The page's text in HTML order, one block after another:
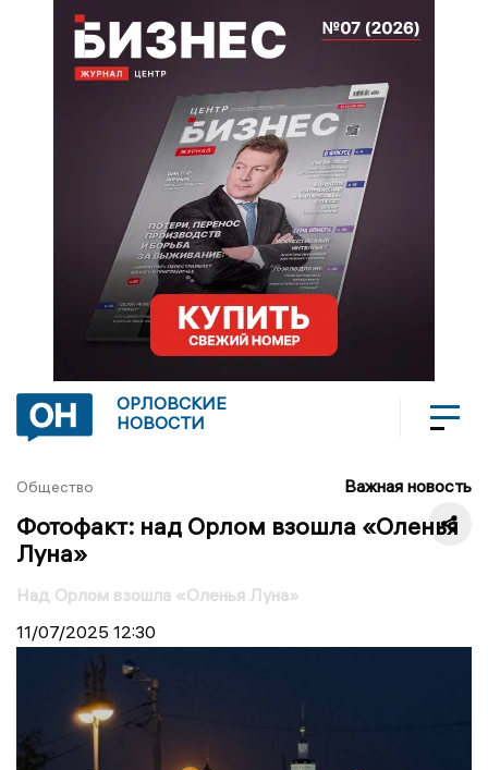
ОРЛОВСКИЕ
НОВОСТИ
Общество Важная новость
Фотофакт: над Орлом взошла «Оленья
Луна»
Над Орлом взошла «Оленья Луна»
11/07/2025 12:30